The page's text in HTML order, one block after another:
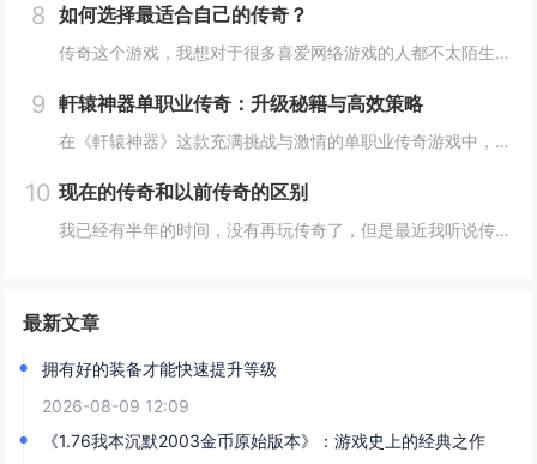
8 如何选择最适合自己的传奇？
传奇这个游戏，我想对于很多喜爱网络游戏的人都不太陌生，因为就算你没有玩过这个游戏，也一定听说过他的大名，我们在玩传奇的时候都会选择一个自己喜欢的版本和职业，这样在传奇中才能体验到现实生活当中体验不到的乐趣，特别是很多的玩家都比较喜欢在游戏...
9 軒辕神器单职业传奇：升级秘籍与高效策略
在《軒辕神器》这款充满挑战与激情的单职业传奇游戏中，升级是每位玩家通往强者之路的必经之路。不同于传统多职业游戏，单职业设定让每位玩家都能体验到角色成长的独特魅力，但同时也对升级策略提出了更高要求。以下是一些实用的升级技巧与高效策略，助你在...
10 现在的传奇和以前传奇的区别
我已经有半年的时间，没有再玩传奇了，但是最近我听说传奇已经和以前有很大的区别，所以我就决定进传奇，看一看到底有哪些区别。我记得上次离开传奇的主要原因就是因为我的账号被盗了，所以之后我也没有再进入游戏，那个时候玩传奇，感觉真的非常有意思。可...
最新文章
拥有好的装备才能快速提升等级
2026-08-09 12:09
《1.76我本沉默2003金币原始版本》：游戏史上的经典之作